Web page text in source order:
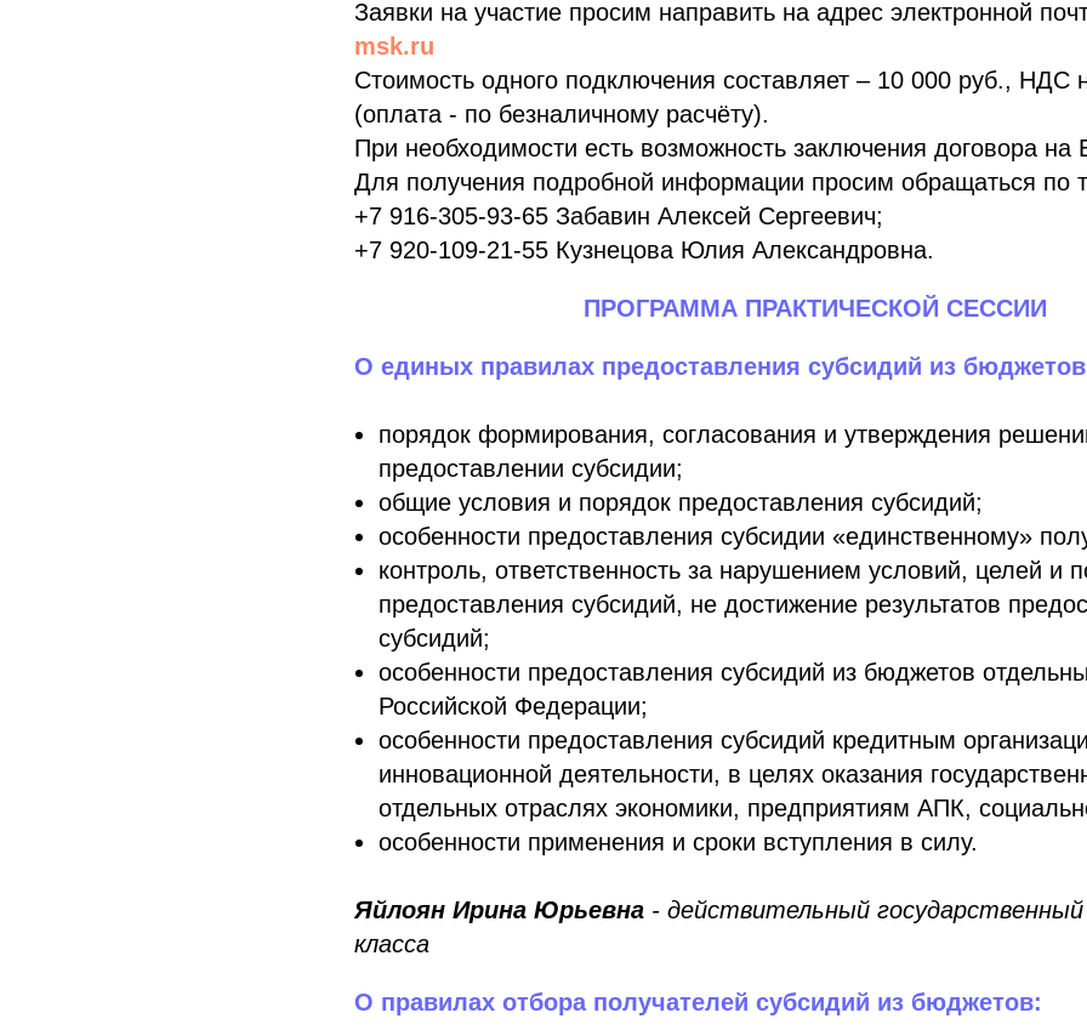
Заявки на участие просим направить на адрес электронной
msk.ru
Стоимость одного подключения составляет – 10 000 руб., НДС
(оплата - по безналичному расчёту).
При необходимости есть возможность заключения договора на
Для получения подробной информации просим обращаться по
+7 916-305-93-65 Забавин Алексей Сергеевич;
+7 920-109-21-55 Кузнецова Юлия Александровна.
ПРОГРАММА ПРАКТИЧЕСКОЙ СЕССИИ
О единых правилах предоставления субсидий из бюджетов
порядок формирования, согласования и утверждения
предоставлении субсидии;
общие условия и порядок предоставления субсидий;
особенности предоставления субсидии «единственному»
контроль, ответственность за нарушением условий, целей и
предоставления субсидий, не достижение результатов
субсидий;
особенности предоставления субсидий из бюджетов
Российской Федерации;
особенности предоставления субсидий кредитным
инновационной деятельности, в целях оказания
отдельных отраслях экономики, предприятиям АПК,
особенности применения и сроки вступления в силу.
Яйлоян Ирина Юрьевна - действительный
класса
О правилах отбора получателей субсидий из бюджетов: